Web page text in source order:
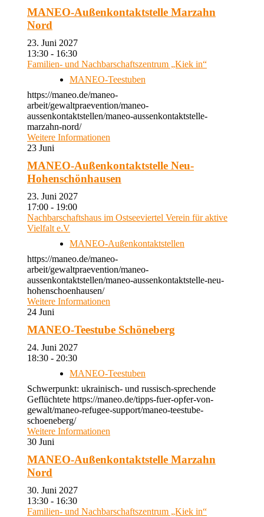
MANEO-Außenkontaktstelle Marzahn
Nord
23. Juni 2027
13:30 - 16:30
Familien- und Nachbarschaftszentrum „Kiek in“
MANEO-Teestuben
https://maneo.de/maneo-
arbeit/gewaltpraevention/maneo-
aussenkontaktstellen/maneo-aussenkontaktstelle-
marzahn-nord/
Weitere Informationen
23 Juni
MANEO-Außenkontaktstelle Neu-
Hohenschönhausen
23. Juni 2027
17:00 - 19:00
Nachbarschaftshaus im Ostseeviertel Verein für aktive
Vielfalt e.V
MANEO-Außenkontaktstellen
https://maneo.de/maneo-
arbeit/gewaltpraevention/maneo-
aussenkontaktstellen/maneo-aussenkontaktstelle-neu-
hohenschoenhausen/
Weitere Informationen
24 Juni
MANEO-Teestube Schöneberg
24. Juni 2027
18:30 - 20:30
MANEO-Teestuben
Schwerpunkt: ukrainisch- und russisch-sprechende
Geflüchtete https://maneo.de/tipps-fuer-opfer-von-
gewalt/maneo-refugee-support/maneo-teestube-
schoeneberg/
Weitere Informationen
30 Juni
MANEO-Außenkontaktstelle Marzahn
Nord
30. Juni 2027
13:30 - 16:30
Familien- und Nachbarschaftszentrum „Kiek in“